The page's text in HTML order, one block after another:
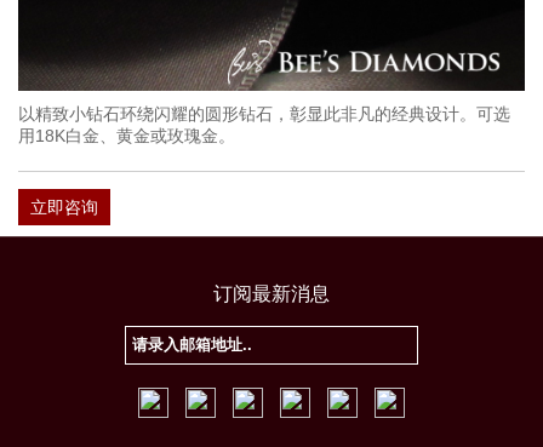
以精致小钻石环绕闪耀的圆形钻石，彰显此非凡的经典设计。可选
用18K白金、黄金或玫瑰金。
立即咨询
订阅最新消息